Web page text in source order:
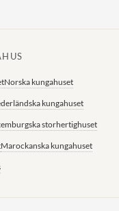
Norska kungahuset
kungahuset
storhertighuset
Marockanska kungahuset